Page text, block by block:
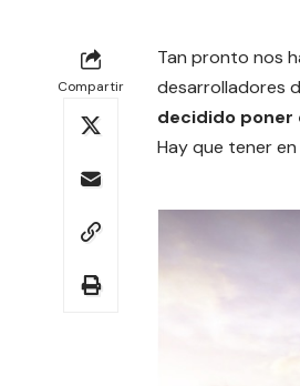
Compartir
Tan pronto nos
desarrolladores
decidido poner
Hay que tener